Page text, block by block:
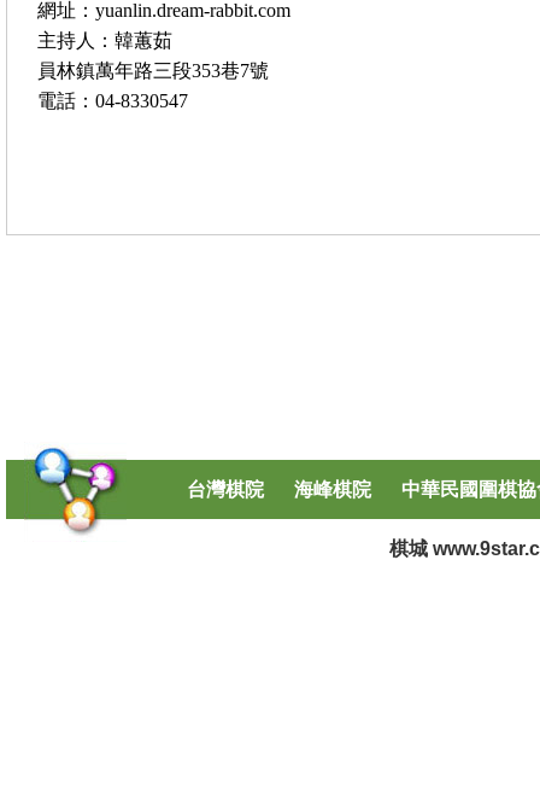
網址：yuanlin.dream-rabbit.com
主持人：韓蕙茹
員林鎮萬年路三段353巷7號
電話：04-8330547
台灣棋院 海峰棋院 中華民國圍棋協
棋城